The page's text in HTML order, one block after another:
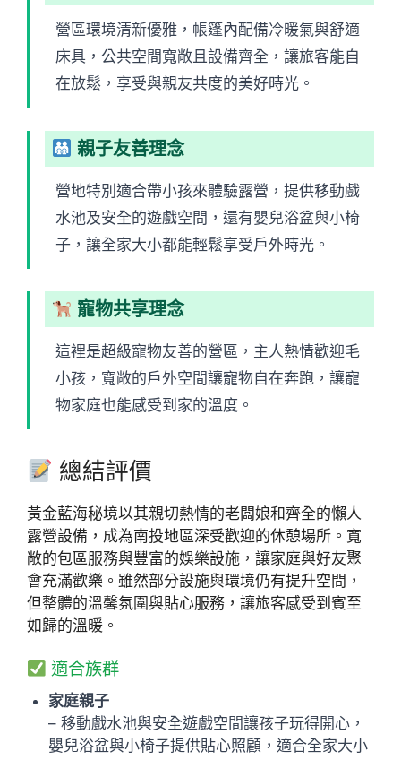
營區環境清新優雅，帳篷內配備冷暖氣與舒適
床具，公共空間寬敞且設備齊全，讓旅客能自
在放鬆，享受與親友共度的美好時光。
親子友善理念
營地特別適合帶小孩來體驗露營，提供移動戲
水池及安全的遊戲空間，還有嬰兒浴盆與小椅
子，讓全家大小都能輕鬆享受戶外時光。
寵物共享理念
這裡是超級寵物友善的營區，主人熱情歡迎毛
小孩，寬敞的戶外空間讓寵物自在奔跑，讓寵
物家庭也能感受到家的溫度。
總結評價
黃金藍海秘境以其親切熱情的老闆娘和齊全的懶人
露營設備，成為南投地區深受歡迎的休憩場所。寬
敞的包區服務與豐富的娛樂設施，讓家庭與好友聚
會充滿歡樂。雖然部分設施與環境仍有提升空間，
但整體的溫馨氛圍與貼心服務，讓旅客感受到賓至
如歸的溫暖。
適合族群
家庭親子
– 移動戲水池與安全遊戲空間讓孩子玩得開心，
嬰兒浴盆與小椅子提供貼心照顧，適合全家大小